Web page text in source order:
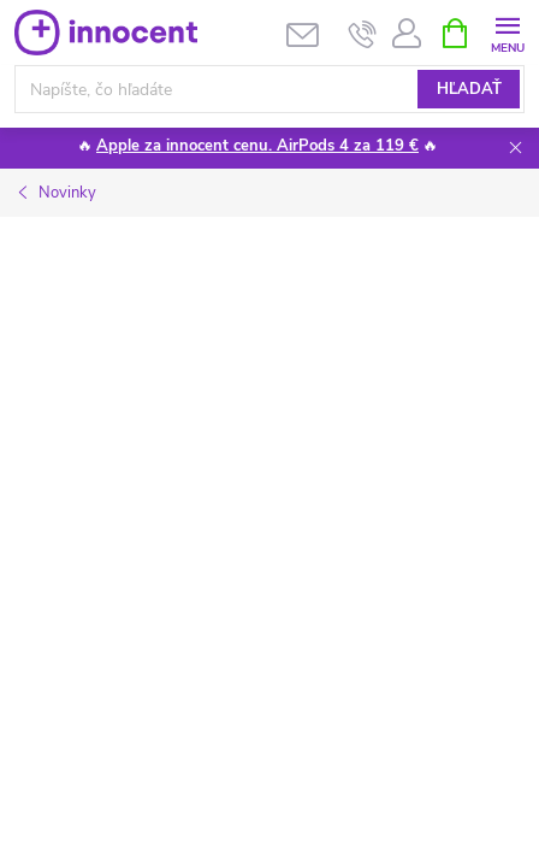
Prejsť
na
obsah
HĽADAŤ
KOŠÍK
🔥 Apple za innocent cenu. AirPods 4 za 119 € 🔥
Novinky